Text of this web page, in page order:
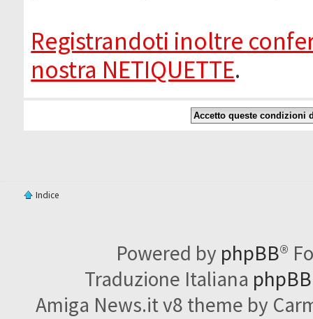
Registrandoti inoltre
nostra NETIQUETTE.
Indice
Powered by phpBB®
Traduzione Italiana
Amiga News.it v8 theme by